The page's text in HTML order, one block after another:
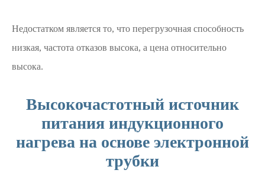
Недостатком является то, что перегрузочная способность
низкая, частота отказов высока, а цена относительно
высока.
Высокочастотный источник
питания индукционного
нагрева на основе электронной
трубки